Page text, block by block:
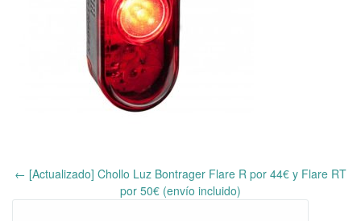
navigation
← [Actualizado] Chollo Luz Bontrager Flare R por 44€ y Flare RT
por 50€ (envío incluido)